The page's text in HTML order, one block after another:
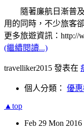
隨著廉航日漸普及
用的同時，不少旅客
更多旅遊資訊：http://
(繼續閱讀...)
travelliker2015 發表在
個人分類： 優
▲top
Feb 29 Mon 2016